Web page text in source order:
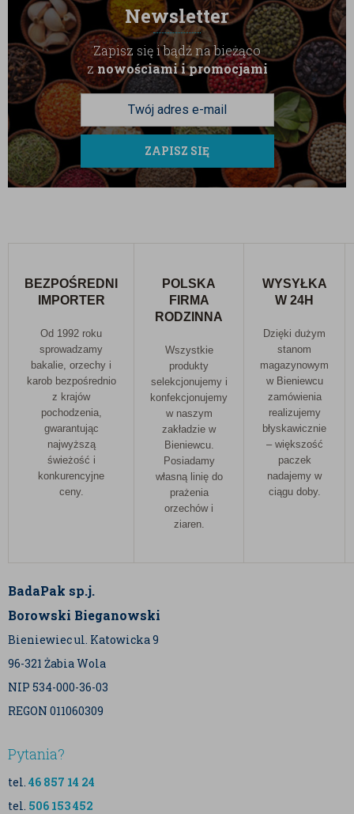
Newsletter
Zapisz się i bądź na bieżąco
znowościami i promocjami
ZAPISZ SIĘ
BEZPOŚREDNI
IMPORTER
Od 1992 roku
sprowadzamy
bakalie, orzechy i
karob bezpośrednio
z krajów
pochodzenia,
gwarantując
najwyższą
świeżość i
konkurencyjne
ceny.
POLSKA
FIRMA
RODZINNA
Wszystkie
produkty
selekcjonujemy i
konfekcjonujemy
w naszym
zakładzie w
Bieniewcu.
Posiadamy
własną linię do
prażenia
orzechów i
ziaren.
WYSYŁKA
W 24H
Dzięki dużym
stanom
magazynowym
w Bieniewcu
zamówienia
realizujemy
błyskawicznie
– większość
paczek
nadajemy w
ciągu doby.
BadaPak sp.j.
Borowski Bieganowski
Bieniewiec ul. Katowicka 9
96-321 Żabia Wola
NIP 534-000-36-03
REGON 011060309
Pytania?
tel. 46 857 14 24
tel. 506 153 452